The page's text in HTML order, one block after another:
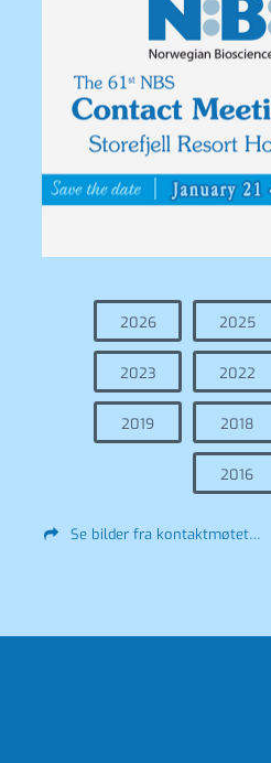
2026 2025
2023 2022
2019 2018
2016
Se bilder fra kontaktmøtet…